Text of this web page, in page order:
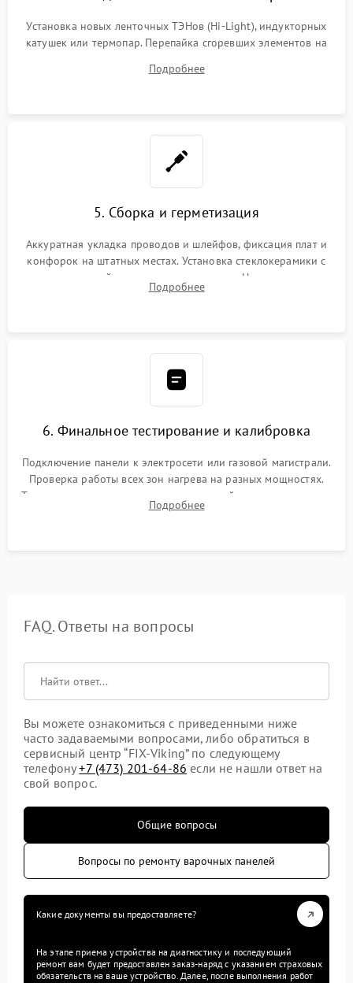
Установка новых ленточных ТЭНов (Hi-Light), индукторных
катушек или термопар. Перепайка сгоревших элементов на
дорожек. Очистка контактов и замена поврежденной
Подробнее
5. Сборка и герметизация
Аккуратная укладка проводов и шлейфов, фиксация плат и
конфорок на штатных местах. Установка стеклокерамики с
проверкой равномерности зазоров. Нанесение
термостойкого герметика или укладка уплотнительной
Подробнее
6. Финальное тестирование и калибровка
Подключение панели к электросети или газовой магистрали.
Проверка работы всех зон нагрева на разных мощностях.
Тестирование сенсорного управления, таймера, индикаторов
остаточного тепла и систем защиты от перегрева.
Подробнее
FAQ. Ответы на вопросы
Вы можете ознакомиться с приведенными ниже
часто задаваемыми вопросами, либо обратиться в
сервисный центр “FIX-Viking” по следующему
телефону+7 (473) 201-64-86 если не нашли ответ на
свой вопрос.
Общие вопросы
Вопросы по ремонту варочных панелей
Какие документы вы предоставляете?
На этапе приема устройства на диагностику и последующий
ремонт вам будет предоставлен заказ-наряд с указанием страховых
обязательств на ваше устройство. Далее, после выполнения работ